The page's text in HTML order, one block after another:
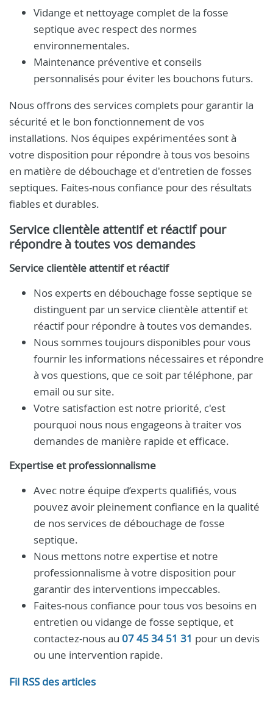
Vidange et nettoyage complet de la fosse
septique avec respect des normes
environnementales.
Maintenance préventive et conseils
personnalisés pour éviter les bouchons futurs.
Nous offrons des services complets pour garantir la
sécurité et le bon fonctionnement de vos
installations. Nos équipes expérimentées sont à
votre disposition pour répondre à tous vos besoins
en matière de débouchage et d'entretien de fosses
septiques. Faites-nous confiance pour des résultats
fiables et durables.
Service clientèle attentif et réactif pour
répondre à toutes vos demandes
Service clientèle attentif et réactif
Nos experts en débouchage fosse septique se
distinguent par un service clientèle attentif et
réactif pour répondre à toutes vos demandes.
Nous sommes toujours disponibles pour vous
fournir les informations nécessaires et répondre
à vos questions, que ce soit par téléphone, par
email ou sur site.
Votre satisfaction est notre priorité, c'est
pourquoi nous nous engageons à traiter vos
demandes de manière rapide et efficace.
Expertise et professionnalisme
Avec notre équipe d’experts qualifiés, vous
pouvez avoir pleinement confiance en la qualité
de nos services de débouchage de fosse
septique.
Nous mettons notre expertise et notre
professionnalisme à votre disposition pour
garantir des interventions impeccables.
Faites-nous confiance pour tous vos besoins en
entretien ou vidange de fosse septique, et
contactez-nous au 07 45 34 51 31 pour un devis
ou une intervention rapide.
Fil RSS des articles